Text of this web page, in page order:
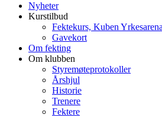
Nyheter
Kurstilbud
Fektekurs, Kuben Yrkesarena
Gavekort
Om fekting
Om klubben
Styremøteprotokoller
Årshjul
Historie
Trenere
Fektere